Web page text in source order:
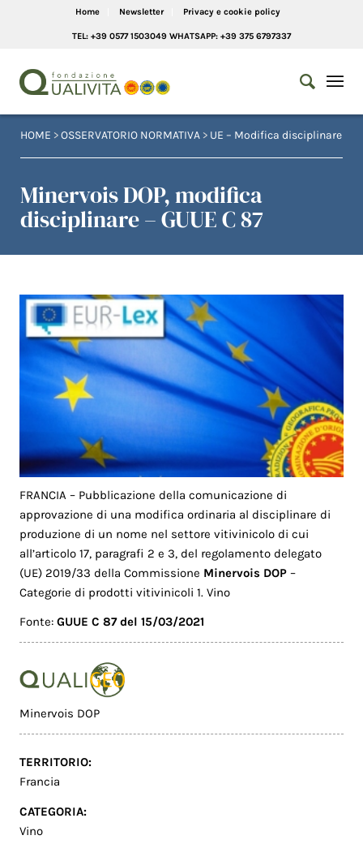
Home Newsletter Privacy e cookie policy
TEL: +39 0577 1503049 WHATSAPP: +39 375 6797337
HOME >OSSERVATORIO NORMATIVA > UE – Modifica disciplinare
Minervois DOP, modifica
disciplinare – GUUE C 87
FRANCIA – Pubblicazione della comunicazione di
approvazione di una modifica ordinaria al disciplinare di
produzione di un nome nel settore vitivinicolo di cui
all’articolo 17, paragrafi 2 e 3, del regolamento delegato
(UE) 2019/33 della Commissione Minervois DOP –
Categorie di prodotti vitivinicoli 1. Vino
Fonte:GUUE C 87 del 15/03/2021
Minervois DOP
TERRITORIO:
Francia
CATEGORIA:
Vino